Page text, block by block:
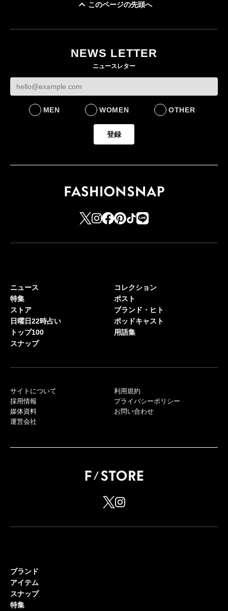
このページの先頭へ
NEWS LETTER
ニュースレター
MEN WOMEN OTHER
登録
ニュース
特集
ストア
日曜日22時占い
トップ100
スナップ
コレクション
ポスト
ブランド・ヒト
ポッドキャスト
用語集
サイトについて
採用情報
媒体資料
運営会社
利用規約
プライバシーポリシー
お問い合わせ
ブランド
アイテム
スナップ
特集